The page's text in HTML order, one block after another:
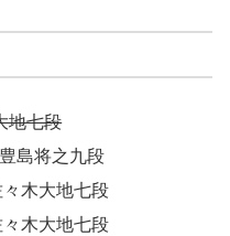
地七段
島将之九段
木大地七段
木大地七段